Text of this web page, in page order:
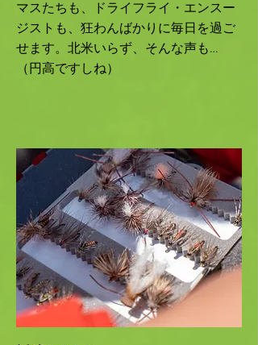
マスたちも、ドライフライ・エンスー
ジストも、狂わんばかりに毎日を過ご
せます。北米いらず、そんな声も…
（円高ですしね）